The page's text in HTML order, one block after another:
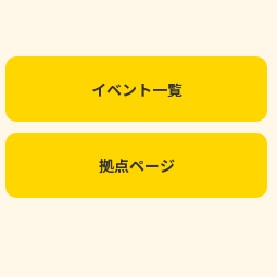
イベント一覧
拠点ページ